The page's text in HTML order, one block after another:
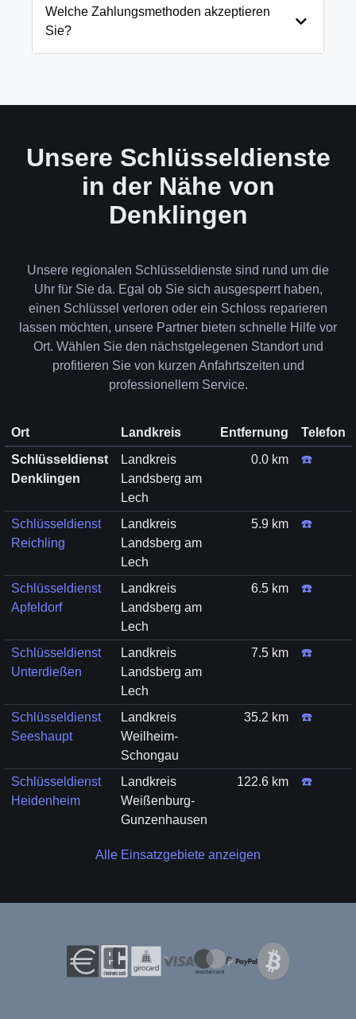
und öffnen Ihre Tür in 99% der Fälle
zerstörungsfrei. Nur in absoluten Ausnahmefällen,
Welche Zahlungsmethoden akzeptieren
Sie?
Unsere Schlüsseldienste
in der Nähe von
Denklingen
Unsere regionalen Schlüsseldienste sind rund um die
Uhr für Sie da. Egal ob Sie sich ausgesperrt haben,
einen Schlüssel verloren oder ein Schloss reparieren
lassen möchten, unsere Partner bieten schnelle Hilfe vor
Ort. Wählen Sie den nächstgelegenen Standort und
profitieren Sie von kurzen Anfahrtszeiten und
professionellem Service.
Ort Landkreis Entfernung
Telefon
Schlüsseldienst
Denklingen
Landkreis
Landsberg am
Lech
0.0 km ☎️
Schlüsseldienst
Reichling
Landkreis
Landsberg am
Lech
5.9 km ☎️
Schlüsseldienst
Apfeldorf
Landkreis
Landsberg am
Lech
6.5 km ☎️
Schlüsseldienst
Unterdießen
Landkreis
Landsberg am
Lech
7.5 km ☎️
Schlüsseldienst
Seeshaupt
Landkreis
Weilheim-
Schongau
35.2 km ☎️
Schlüsseldienst
Heidenheim
Landkreis
Weißenburg-
Gunzenhausen
122.6 km ☎️
Alle Einsatzgebiete anzeigen